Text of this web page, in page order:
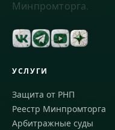
Минпромторга.
УСЛУГИ
Защита от РНП
Реестр Минпромторга
Арбитражные суды